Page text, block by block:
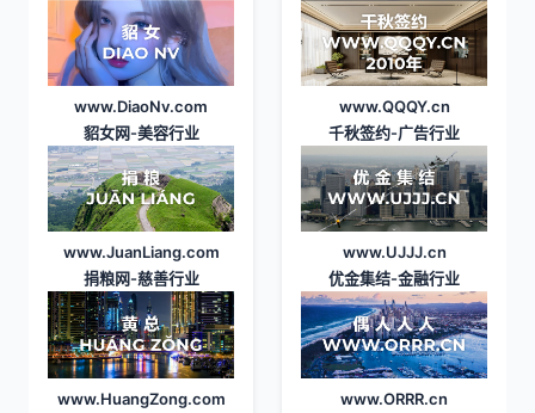
www.DiaoNv.com
貂女网-美容行业
www.JuanLiang.com
捐粮网-慈善行业
www.HuangZong.com
www.QQQY.cn
千秋签约-广告行业
www.UJJJ.cn
优金集结-金融行业
www.ORRR.cn